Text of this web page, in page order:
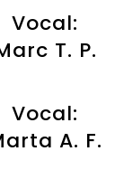
Vocal:
T. P.
Vocal:
A. F.